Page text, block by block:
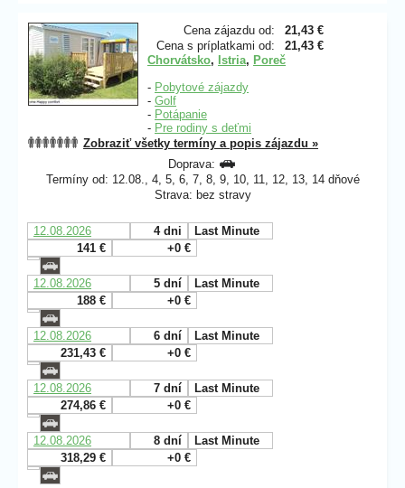
Cena zájazdu od:
21,43 €
Cena s príplatkami od:
21,43 €
Chorvátsko, Istria, Poreč
- Pobytové zájazdy
- Golf
- Potápanie
- Pre rodiny s deťmi
Zobraziť všetky termíny a popis zájazdu »
Doprava:
Termíny od: 12.08., 4, 5, 6, 7, 8, 9, 10, 11, 12, 13, 14 dňové
Strava: bez stravy
12.08.2026 4 dni
Last Minute
141 €
+0 €
12.08.2026 5 dní
Last Minute
188 €
+0 €
12.08.2026 6 dní
Last Minute
231,43 €
+0 €
12.08.2026 7 dní
Last Minute
274,86 €
+0 €
12.08.2026 8 dní
Last Minute
318,29 €
+0 €